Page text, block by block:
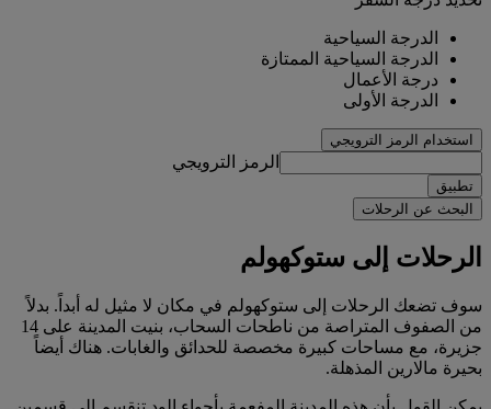
الدرجة السياحية
الدرجة السياحية الممتازة
درجة الأعمال
الدرجة الأولى
استخدام الرمز الترويجي
الرمز الترويجي
تطبيق
البحث عن الرحلات
الرحلات إلى ستوكهولم
سوف تضعك الرحلات إلى ستوكهولم في مكان لا مثيل له أبداً. بدلاً
من الصفوف المتراصة من ناطحات السحاب، بنيت المدينة على 14
جزيرة، مع مساحات كبيرة مخصصة للحدائق والغابات. هناك أيضاً
بحيرة مالارين المذهلة.